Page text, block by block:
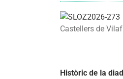
Castellers de
Històric de la